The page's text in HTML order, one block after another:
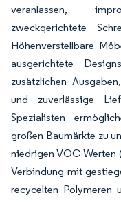
veranlassen,
zweckgerichtete
Höhenverstellbare
ausgerichtete
zusätzlichen
und zuverlässige
Spezialisten
großen Baumärkte zu
niedrigen VOC-Werten
Verbindung mit
recycelten Polymeren